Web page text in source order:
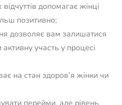
відчуттів допомагає жінці
позитивно;
дозволяє вам залишатися
активну участь у процесі
на стан здоров’я жінки чи